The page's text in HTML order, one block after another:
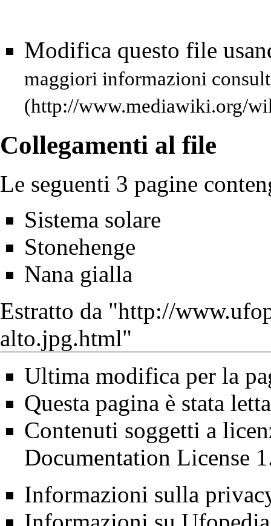
Modifica questo file
maggiori informazioni
Collegamenti al file
Le seguenti 3 pagine
Sistema solare
Stonehenge
Nana gialla
Estratto da "http://
alto.jpg.html"
Ultima modifica per la
Questa pagina è stata
Contenuti soggetti a
Documentation License
Informazioni sulla